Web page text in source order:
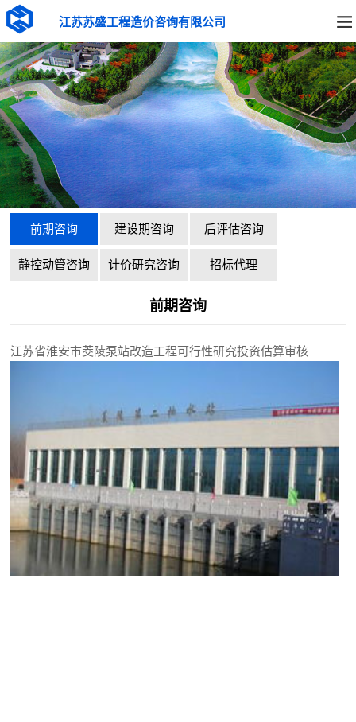
江苏苏盛工程造价咨询有限公司
前期咨询 建设期咨询 后评估咨询
静控动管咨询 计价研究咨询 招标代理
前期咨询
江苏省淮安市茭陵泵站改造工程可行性研究投资估算审核